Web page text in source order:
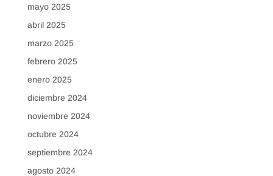
mayo 2025
abril 2025
marzo 2025
febrero 2025
enero 2025
diciembre 2024
noviembre 2024
octubre 2024
septiembre 2024
agosto 2024